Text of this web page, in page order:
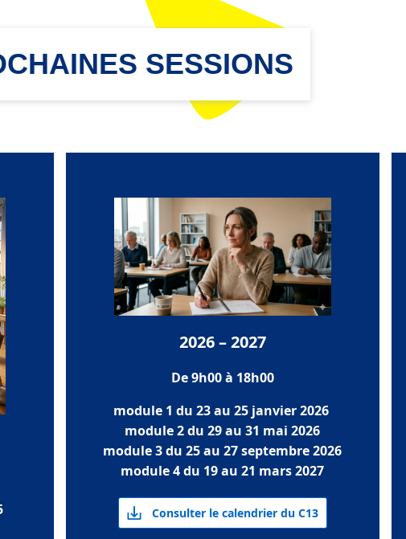
SESSIONS
2026 – 2027
De 9h00 à 18h00
module 1 du 23 au 25 janvier 2026
module 2 du 29 au 31 mai 2026
module 3 du 25 au 27 septembre 2026
module 4 du 19 au 21 mars 2027
Consulter le calendrier du C13